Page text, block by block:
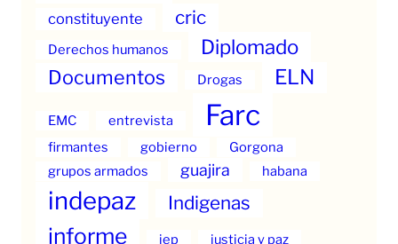
constituyente cric
Derechos humanos Diplomado
Documentos Drogas ELN
EMC entrevista Farc
firmantes gobierno
Gorgona
grupos armados
guajira habana
indepaz Indigenas
informe jep justicia y paz